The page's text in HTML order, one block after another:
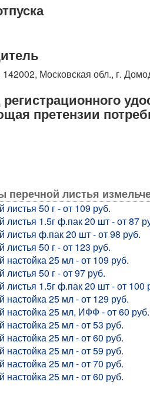
Московская обл., г.
претензии
перечной листья
50 г - от 109 руб.
листья 1.5г ф.пак 20 шт - от 87
листья ф.пак 20 шт - от 98 руб.
50 г - от 123 руб.
настойка 25 мл - от 109 руб.
50 г - от 97 руб.
листья 1.5г ф.пак 20 шт - от 100
настойка 25 мл - от 129 руб.
настойка 25 мл, ИФФ - от 60 руб.
настойка 25 мл - от 53 руб.
настойка 25 мл - от 60 руб.
настойка 25 мл - от 59 руб.
настойка 25 мл - от 70 руб.
настойка 25 мл - от 60 руб.